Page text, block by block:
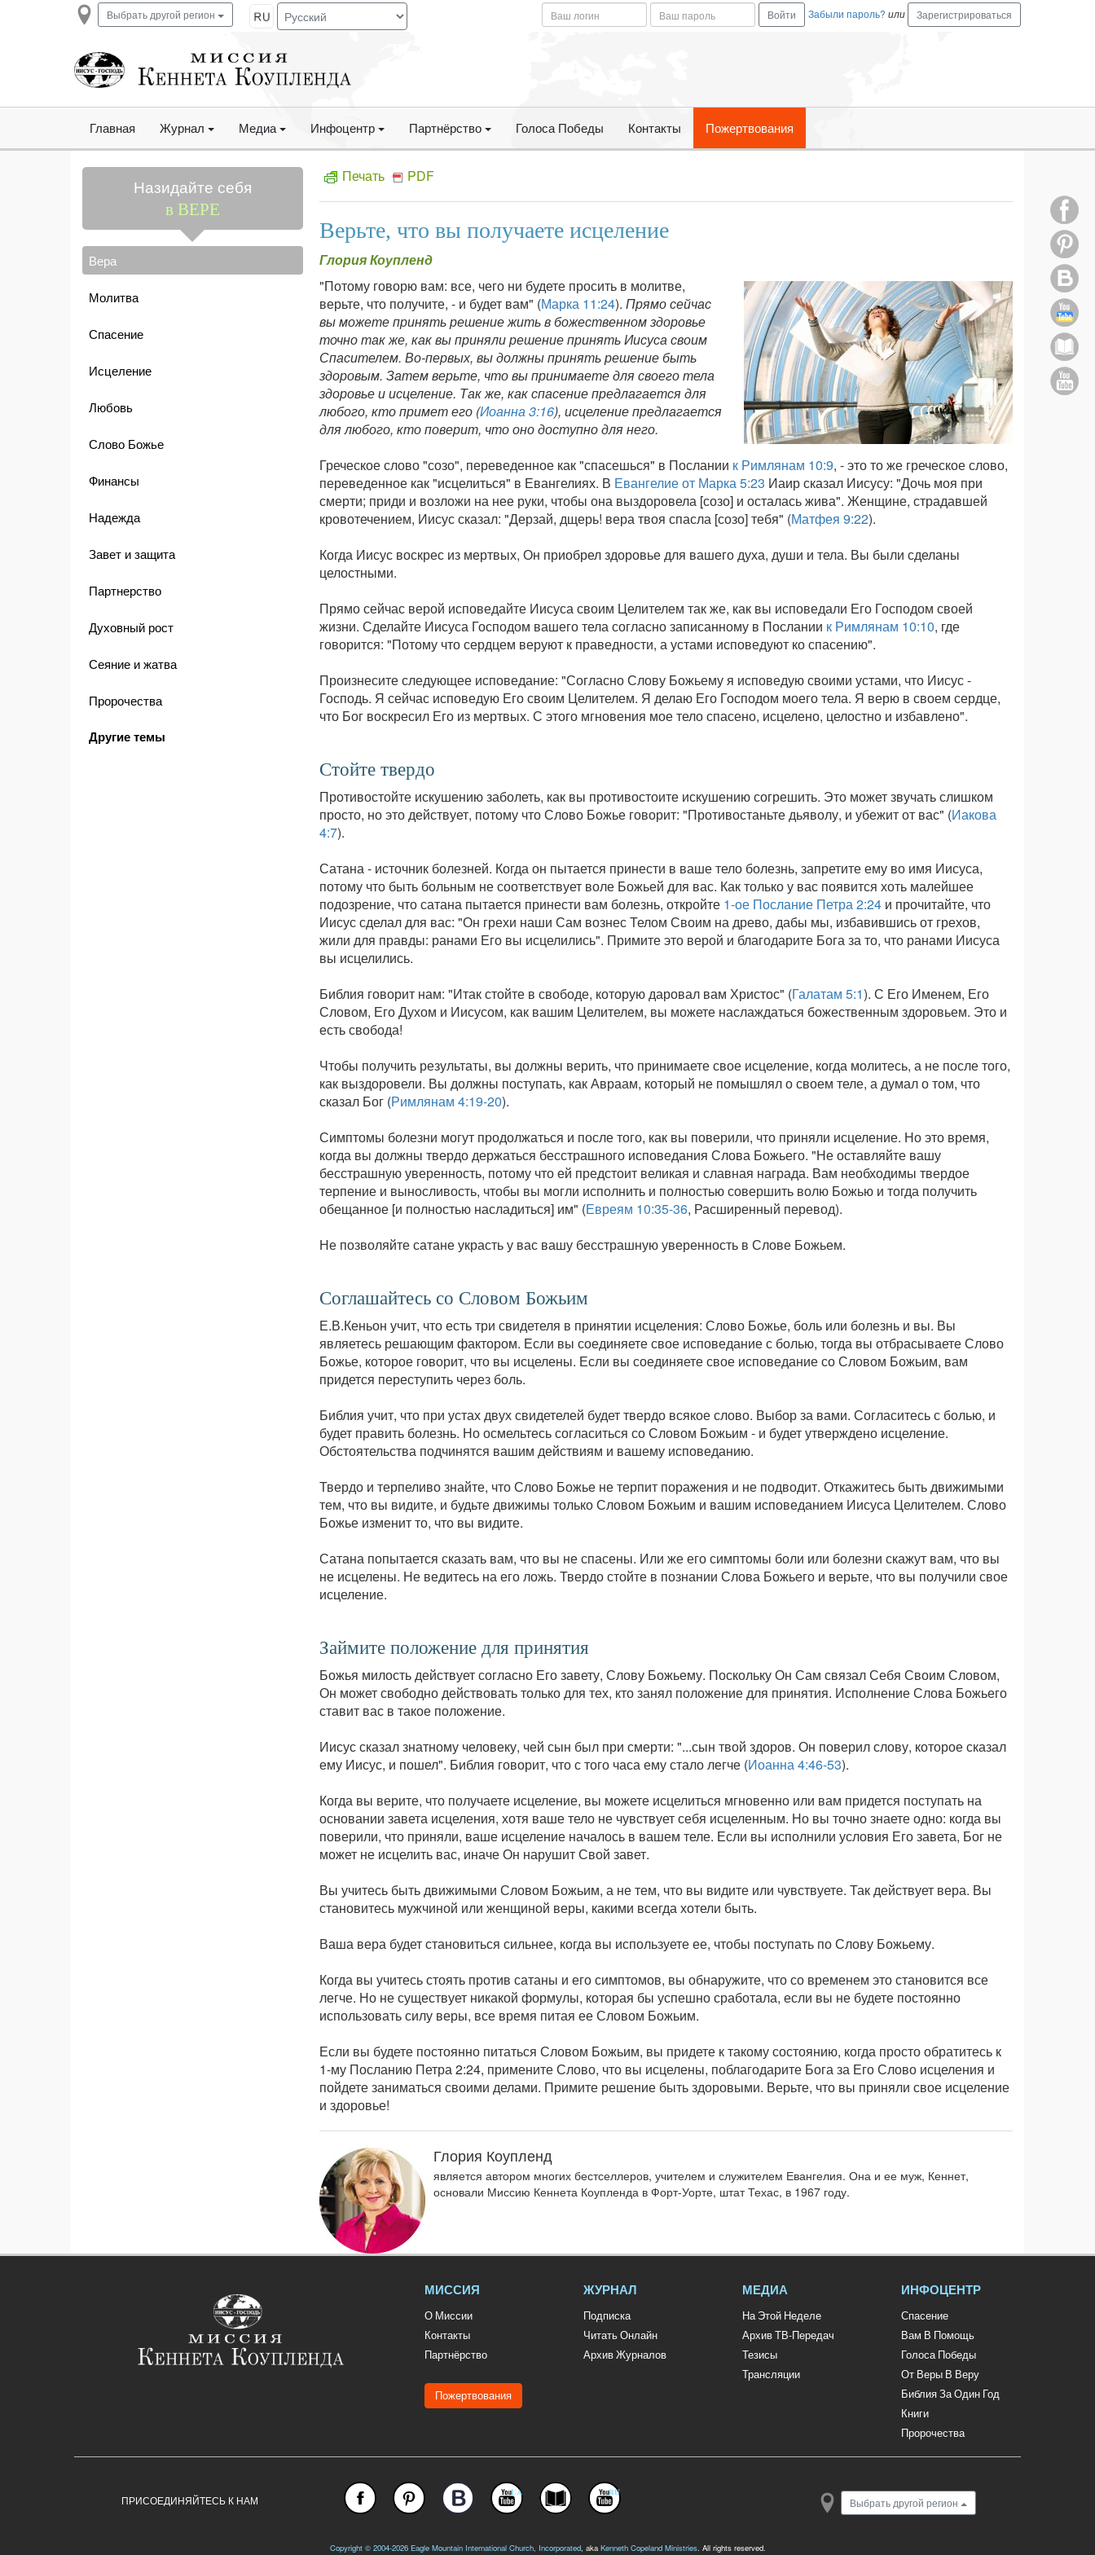
Выбрать другой регион Забыли пароль? или Зарегистрироваться
Главная Журнал Медиа Инфоцентр Партнёрство Голоса Победы Контакты Пожертвования
Назидайте себя
в ВЕРЕ
Вера
Молитва
Спасение
Исцеление
Любовь
Слово Божье
Финансы
Надежда
Завет и защита
Партнерство
Духовный рост
Сеяние и жатва
Пророчества
Другие темы
Печать PDF
Верьте, что вы получаете исцеление
Глория Коупленд
"Потому говорю вам: все, чего ни будете просить в молитве,
верьте, что получите, - и будет вам" (Марка 11:24). Прямо сейчас
вы можете принять решение жить в божественном здоровье
точно так же, как вы приняли решение принять Иисуса своим
Спасителем. Во-первых, вы должны принять решение быть
здоровым. Затем верьте, что вы принимаете для своего тела
здоровье и исцеление. Так же, как спасение предлагается для
любого, кто примет его (Иоанна 3:16), исцеление предлагается
для любого, кто поверит, что оно доступно для него.
Греческое слово "созо", переведенное как "спасешься" в Послании к Римлянам 10:9, - это то же греческое слово,
переведенное как "исцелиться" в Евангелиях. В Евангелие от Марка 5:23 Иаир сказал Иисусу: "Дочь моя при
смерти; приди и возложи на нее руки, чтобы она выздоровела [созо] и осталась жива". Женщине, страдавшей
кровотечением, Иисус сказал: "Дерзай, дщерь! вера твоя спасла [созо] тебя" (Матфея 9:22).
Когда Иисус воскрес из мертвых, Он приобрел здоровье для вашего духа, души и тела. Вы были сделаны
целостными.
Прямо сейчас верой исповедайте Иисуса своим Целителем так же, как вы исповедали Его Господом своей
жизни. Сделайте Иисуса Господом вашего тела согласно записанному в Послании к Римлянам 10:10, где
говорится: "Потому что сердцем веруют к праведности, а устами исповедуют ко спасению".
Произнесите следующее исповедание: "Согласно Слову Божьему я исповедую своими устами, что Иисус -
Господь. Я сейчас исповедую Его своим Целителем. Я делаю Его Господом моего тела. Я верю в своем сердце,
что Бог воскресил Его из мертвых. С этого мгновения мое тело спасено, исцелено, целостно и избавлено".
Стойте твердо
Противостойте искушению заболеть, как вы противостоите искушению согрешить. Это может звучать слишком
просто, но это действует, потому что Слово Божье говорит: "Противостаньте дьяволу, и убежит от вас" (Иакова
4:7).
Сатана - источник болезней. Когда он пытается принести в ваше тело болезнь, запретите ему во имя Иисуса,
потому что быть больным не соответствует воле Божьей для вас. Как только у вас появится хоть малейшее
подозрение, что сатана пытается принести вам болезнь, откройте 1-ое Послание Петра 2:24и прочитайте, что
Иисус сделал для вас: "Он грехи наши Сам вознес Телом Своим на древо, дабы мы, избавившись от грехов,
жили для правды: ранами Его вы исцелились". Примите это верой и благодарите Бога за то, что ранами Иисуса
вы исцелились.
Библия говорит нам: "Итак стойте в свободе, которую даровал вам Христос" (Галатам 5:1). С Его Именем, Его
Словом, Его Духом и Иисусом, как вашим Целителем, вы можете наслаждаться божественным здоровьем. Это и
есть свобода!
Чтобы получить результаты, вы должны верить, что принимаете свое исцеление, когда молитесь, а не после того,
как выздоровели. Вы должны поступать, как Авраам, который не помышлял о своем теле, а думал о том, что
сказал Бог (Римлянам 4:19-20).
Симптомы болезни могут продолжаться и после того, как вы поверили, что приняли исцеление. Но это время,
когда вы должны твердо держаться бесстрашного исповедания Слова Божьего. "Не оставляйте вашу
бесстрашную уверенность, потому что ей предстоит великая и славная награда. Вам необходимы твердое
терпение и выносливость, чтобы вы могли исполнить и полностью совершить волю Божью и тогда получить
обещанное [и полностью насладиться] им" (Евреям 10:35-36, Расширенный перевод).
Не позволяйте сатане украсть у вас вашу бесстрашную уверенность в Слове Божьем.
Соглашайтесь со Словом Божьим
Е.В.Кеньон учит, что есть три свидетеля в принятии исцеления: Слово Божье, боль или болезнь и вы. Вы
являетесь решающим фактором. Если вы соединяете свое исповедание с болью, тогда вы отбрасываете Слово
Божье, которое говорит, что вы исцелены. Если вы соединяете свое исповедание со Словом Божьим, вам
придется переступить через боль.
Библия учит, что при устах двух свидетелей будет твердо всякое слово. Выбор за вами. Согласитесь с болью, и
будет править болезнь. Но осмельтесь согласиться со Словом Божьим - и будет утверждено исцеление.
Обстоятельства подчинятся вашим действиям и вашему исповеданию.
Твердо и терпеливо знайте, что Слово Божье не терпит поражения и не подводит. Откажитесь быть движимыми
тем, что вы видите, и будьте движимы только Словом Божьим и вашим исповеданием Иисуса Целителем. Слово
Божье изменит то, что вы видите.
Сатана попытается сказать вам, что вы не спасены. Или же его симптомы боли или болезни скажут вам, что вы
не исцелены. Не ведитесь на его ложь. Твердо стойте в познании Слова Божьего и верьте, что вы получили свое
исцеление.
Займите положение для принятия
Божья милость действует согласно Его завету, Слову Божьему. Поскольку Он Сам связал Себя Своим Словом,
Он может свободно действовать только для тех, кто занял положение для принятия. Исполнение Слова Божьего
ставит вас в такое положение.
Иисус сказал знатному человеку, чей сын был при смерти: "...сын твой здоров. Он поверил слову, которое сказал
ему Иисус, и пошел". Библия говорит, что с того часа ему стало легче (Иоанна 4:46-53).
Когда вы верите, что получаете исцеление, вы можете исцелиться мгновенно или вам придется поступать на
основании завета исцеления, хотя ваше тело не чувствует себя исцеленным. Но вы точно знаете одно: когда вы
поверили, что приняли, ваше исцеление началось в вашем теле. Если вы исполнили условия Его завета, Бог не
может не исцелить вас, иначе Он нарушит Свой завет.
Вы учитесь быть движимыми Словом Божьим, а не тем, что вы видите или чувствуете. Так действует вера. Вы
становитесь мужчиной или женщиной веры, какими всегда хотели быть.
Ваша вера будет становиться сильнее, когда вы используете ее, чтобы поступать по Слову Божьему.
Когда вы учитесь стоять против сатаны и его симптомов, вы обнаружите, что со временем это становится все
легче. Но не существует никакой формулы, которая бы успешно сработала, если вы не будете постоянно
использовать силу веры, все время питая ее Словом Божьим.
Если вы будете постоянно питаться Словом Божьим, вы придете к такому состоянию, когда просто обратитесь к
1-му Посланию Петра 2:24, примените Слово, что вы исцелены, поблагодарите Бога за Его Слово исцеления и
пойдете заниматься своими делами. Примите решение быть здоровыми. Верьте, что вы приняли свое исцеление
и здоровье!
Глория Коупленд
является автором многих бестселлеров, учителем и служителем Евангелия. Она и ее муж, Кеннет,
основали Миссию Кеннета Коупленда в Форт-Уорте, штат Техас, в 1967 году.
МИССИЯ
О Миссии
Контакты
Партнёрство
Пожертвования
ЖУРНАЛ
Подписка
Читать Онлайн
Архив Журналов
МЕДИА
На Этой Неделе
Архив ТВ-Передач
Тезисы
Трансляции
ИНФОЦЕНТР
Спасение
Вам В Помощь
Голоса Победы
От Веры В Веру
Библия За Один Год
Книги
Пророчества
ПРИСОЕДИНЯЙТЕСЬ К НАМ Выбрать другой регион
Copyright © 2004-2026 Eagle Mountain International Church, Incorporated, aka Kenneth Copeland Ministries. All rights reserved.